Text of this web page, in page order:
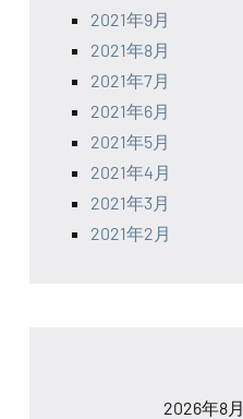
2021年9月
2021年8月
2021年7月
2021年6月
2021年5月
2021年4月
2021年3月
2021年2月
2026年8月